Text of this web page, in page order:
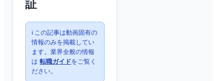
証
ℹ️ この記事は動画固有の
情報のみを掲載してい
ます。業界全般の情報
は 転職ガイドをご覧く
ださい。